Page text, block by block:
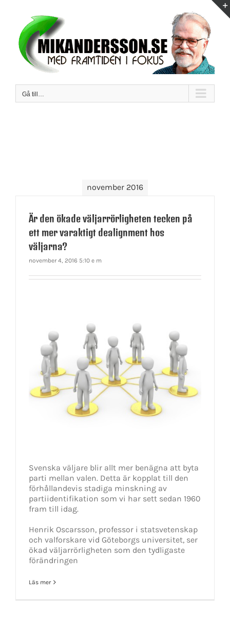
innehållet
Gå till…
november 2016
Är den ökade väljarrörligheten tecken på
ett mer varaktigt dealignment hos
väljarna?
november 4, 2016 5:10 e m
Svenska väljare blir allt mer benägna att byta
parti mellan valen. Detta är kopplat till den
förhållandevis stadiga minskning av
partiidentifikation som vi har sett sedan 1960
fram till idag.
Henrik Oscarsson, professor i statsvetenskap
och valforskare vid Göteborgs universitet, ser
ökad väljarrörligheten som den tydligaste
förändringen
Läs mer